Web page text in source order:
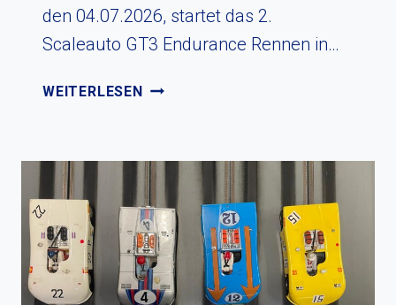
den 04.07.2026, startet das 2.
Scaleauto GT3 Endurance Rennen in…
WEITERLESENGT3